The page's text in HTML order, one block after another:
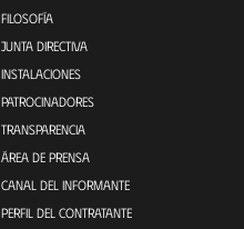
FILOSOFÍA
JUNTA DIRECTIVA
INSTALACIONES
PATROCINADORES
TRANSPARENCIA
ÁREA DE PRENSA
CANAL DEL INFORMANTE
PERFIL DEL CONTRATANTE